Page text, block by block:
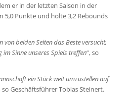
er in der letzten Saison in der
5,0 Punkte und holte 3,2 Rebounds
beiden Seiten das Beste versucht,
Sinne unseres Spiels treffen“, so
ein Stück weit umzustellen auf
Geschäftsführer Tobias Steinert.